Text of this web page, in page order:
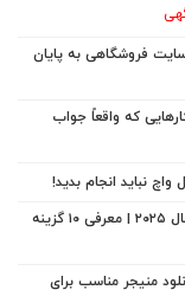
فروشگاهی به پایان
که واقعاً جواب
مناسب‌ترین کارت گرافیک برای بازی و گیمینگ در سال ۲۰۲۵ | معرفی ۱۰ گزینه
منیجر مناسب برای